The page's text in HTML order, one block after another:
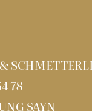
78
SAYN